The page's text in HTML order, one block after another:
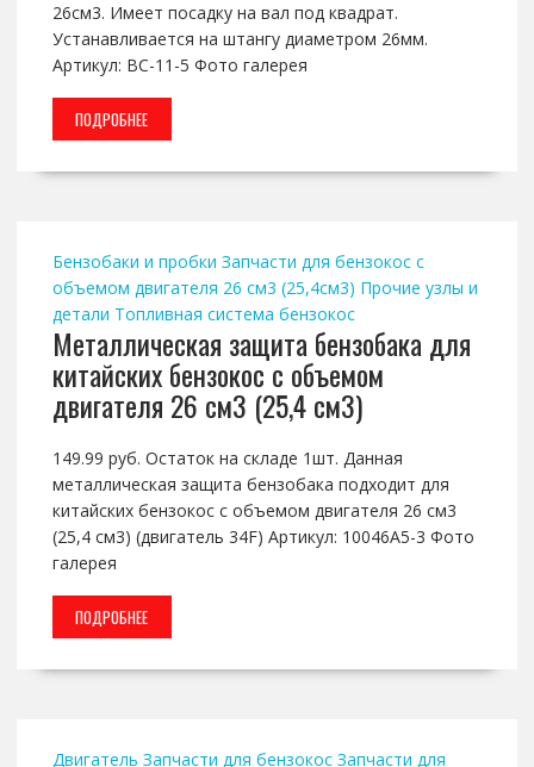
26см3. Имеет посадку на вал под квадрат.
Устанавливается на штангу диаметром 26мм.
Артикул: BC-11-5 Фото галерея
ПОДРОБНЕЕ
Бензобаки и пробки Запчасти для бензокос с
объемом двигателя 26 см3 (25,4см3) Прочие узлы и
детали Топливная система бензокос
Металлическая защита бензобака для
китайских бензокос с объемом
двигателя 26 см3 (25,4 см3)
149.99 руб. Остаток на складе 1шт. Данная
металлическая защита бензобака подходит для
китайских бензокос с объемом двигателя 26 см3
(25,4 см3) (двигатель 34F) Артикул: 10046A5-3 Фото
галерея
ПОДРОБНЕЕ
Двигатель Запчасти для бензокос Запчасти для